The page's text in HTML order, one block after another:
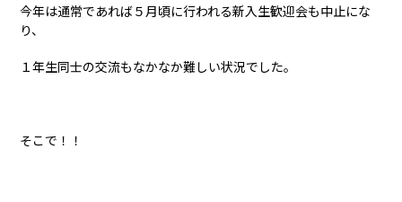
今年は通常であれば５月頃に行われる新入生歓迎会も中止にな
り、
１年生同士の交流もなかなか難しい状況でした。
そこで！！